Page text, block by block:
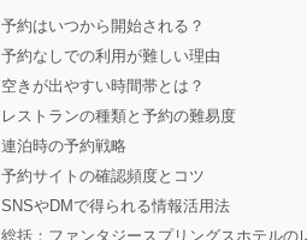
予約はいつから開始される？
予約なしでの利用が難しい理由
空きが出やすい時間帯とは？
レストランの種類と予約の難易度
連泊時の予約戦略
予約サイトの確認頻度とコツ
SNSやDMで得られる情報活用法
総括：ファンタジースプリングスホテル